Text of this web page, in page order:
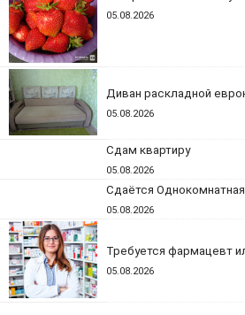
05.08.2026
Диван раскладной
05.08.2026
Сдам квартиру
05.08.2026
Сдаётся
05.08.2026
Требуется фармацевт
05.08.2026